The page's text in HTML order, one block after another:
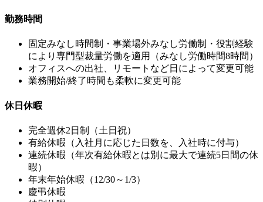
勤務時間
固定みなし時間制・事業場外みなし労働制・役割経験
により専門型裁量労働を適用（みなし労働時間8時間）
オフィスへの出社、リモートなど日によって変更可能
業務開始/終了時間も柔軟に変更可能
休日休暇
完全週休2日制（土日祝）
有給休暇（入社月に応じた日数を、入社時に付与）
連続休暇（年次有給休暇とは別に最大で連続5日間の休
暇）
年末年始休暇（12/30～1/3）
慶弔休暇